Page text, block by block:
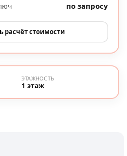
по запросу
расчёт стоимости
ЭТАЖНОСТЬ
1 этаж